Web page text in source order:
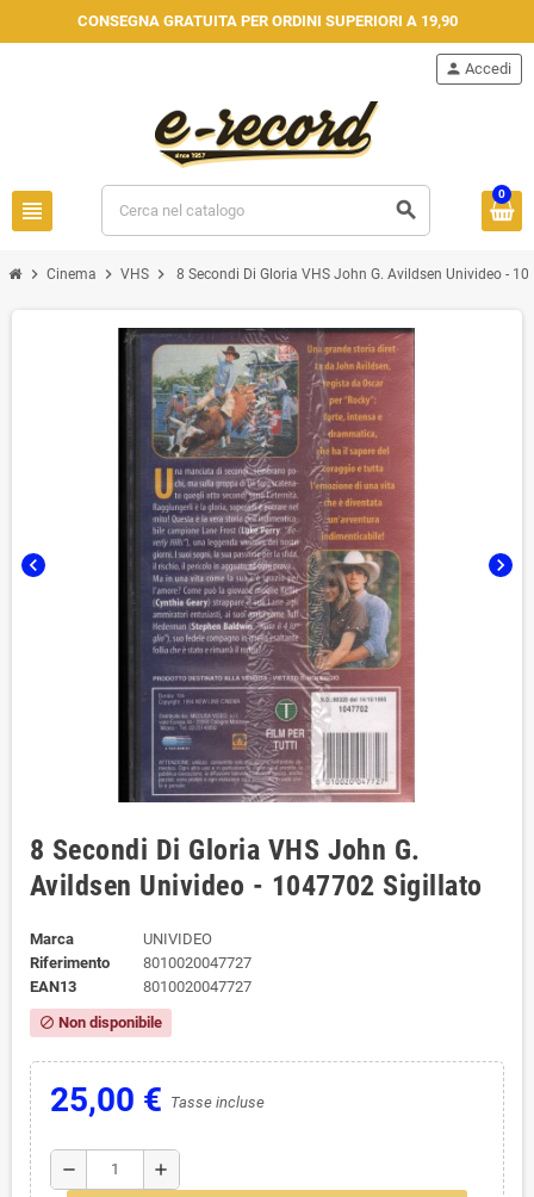
CONSEGNA GRATUITA PER ORDINI SUPERIORI A 19,90
view_headline search
person Accedi
0
chevron_right Cinema chevron_right VHS chevron_right 8 Secondi Di Gloria VHS John G. Avildsen Univideo -
chevron_left chevron_right
8 Secondi Di Gloria VHS John G.
Avildsen Univideo - 1047702 Sigillato
Marca
UNIVIDEO
Riferimento
8010020047727
EAN13
8010020047727
block Non disponibile
25,00 € Tasse incluse
remove add